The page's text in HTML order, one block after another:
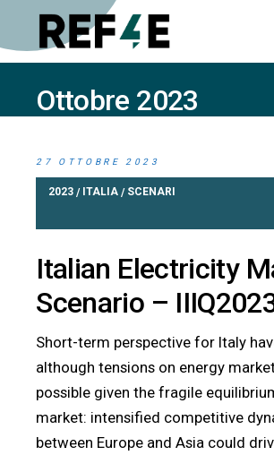
Ottobre 2023
27 OTTOBRE 2023
2023 / ITALIA / SCENARI
Italian Electricity
Scenario –
Short-term perspective for Italy
although tensions on energy
possible given the fragile
market: intensified competitive
between Europe and Asia could